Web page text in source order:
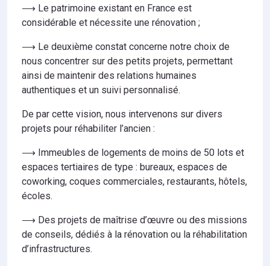
⟶ Le patrimoine existant en France est
considérable et nécessite une rénovation ;
⟶ Le deuxième constat concerne notre choix de
nous concentrer sur des petits projets, permettant
ainsi de maintenir des relations humaines
authentiques et un suivi personnalisé.
De par cette vision, nous intervenons sur divers
projets pour réhabiliter l’ancien :
⟶ Immeubles de logements de moins de 50 lots et
espaces tertiaires de type : bureaux, espaces de
coworking, coques commerciales, restaurants, hôtels,
écoles.
⟶ Des projets de maîtrise d’œuvre ou des missions
de conseils, dédiés à la rénovation ou la réhabilitation
d’infrastructures.